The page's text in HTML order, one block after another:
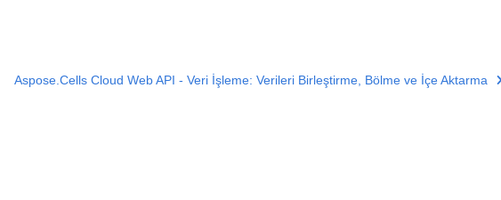
Aspose.Cells Cloud Web API - Veri İşleme: Verileri Birleştirme, Bölme ve İçe Aktarma